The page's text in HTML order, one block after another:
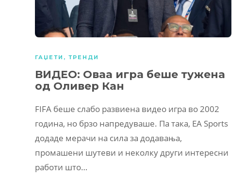
ГАЏЕТИ , ТРЕНДИ
ВИДЕО: Оваа игра беше тужена
од Оливер Кан
FIFA беше слабо развиена видео игра во 2002
година, но брзо напредуваше. Па така, EA Sports
додаде мерачи на сила за додавања,
промашени шутеви и неколку други интересни
работи што…